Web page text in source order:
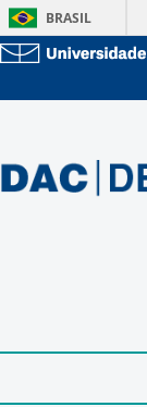
BRASIL